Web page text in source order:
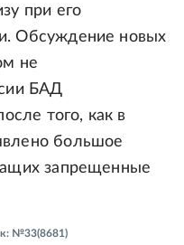
при его
Обсуждение новых
не
БАД
того, как в
большое
запрещенные
№33(8681)